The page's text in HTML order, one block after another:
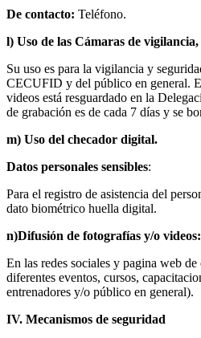
De contacto: Teléfono.
l) Uso de las Cámaras de vigilancia,
Su uso es para la vigilancia y
CECUFID y del público en general.
videos está resguardado en la
de grabación es de cada 7 días y se
m) Uso del checador digital.
Datos personales sensibles:
Para el registro de asistencia del
dato biométrico huella digital.
n)Difusión de fotografías y/o videos:
En las redes sociales y pagina web
diferentes eventos, cursos,
entrenadores y/o público en general).
IV. Mecanismos de seguridad